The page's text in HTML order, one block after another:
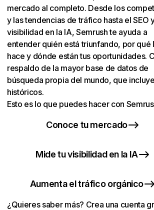
mercado al completo. Desde los
y las tendencias de tráfico hasta el SEO
visibilidad en la IA, Semrush te ayuda a
entender quién está triunfando, por qué
hace y dónde están tus oportunidades.
respaldo de la mayor base de datos de
búsqueda propia del mundo, que
históricos.
Esto es lo que puedes hacer con
Conoce tu mercado
Mide tu visibilidad en la IA
Aumenta el tráfico orgánico
¿Quieres saber más? Crea una cuenta